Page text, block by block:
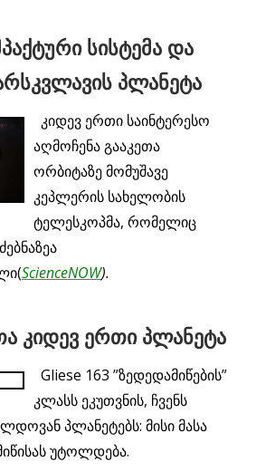
სისტემა და
პლანეტა
კიდევ ერთი საინტერესო
აღმოჩენა გააკეთა
ორბიტაზე მომუშავე
კეპლერის სახელობის
ტელესკოპმა, რომელიც
ScienceNOW).
კიდევ ერთი პლანეტა
Gliese 163 ”ზედედამიწების”
კლასს ეკუთვნის, ჩვენს
პლანეტებს: მისი მასა
უტოლდება.